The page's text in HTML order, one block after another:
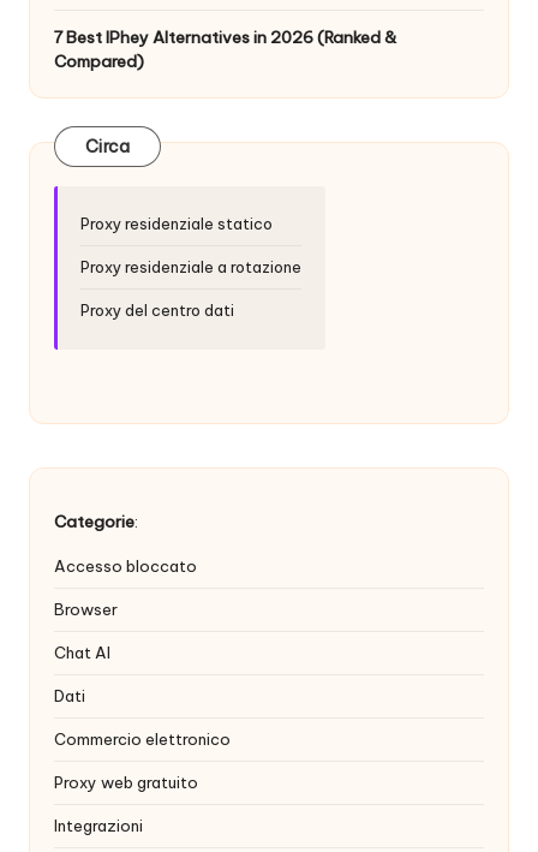
ui
a
]
P
o
7 Best IPhey Alternatives in 2026 (Ranked &
Compared)
Circa
Proxy residenziale statico
Proxy residenziale a rotazione
Proxy del centro dati
Categorie:
Accesso bloccato
Browser
Chat AI
Dati
Commercio elettronico
Proxy web gratuito
Integrazioni